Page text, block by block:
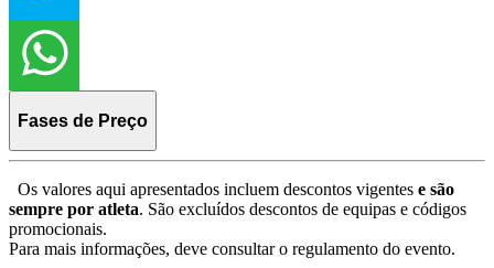
Fases de Preço
Os valores aqui apresentados incluem descontos vigentes e são
sempre por atleta. São excluídos descontos de equipas e códigos
promocionais.
Para mais informações, deve consultar o regulamento do evento.